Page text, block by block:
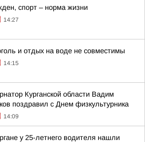
спорт – норма жизни
14:27
и отдых на воде не совместимы
14:15
Курганской области Вадим
поздравил с Днем физкультурника
14:09
у 25-летнего водителя нашли